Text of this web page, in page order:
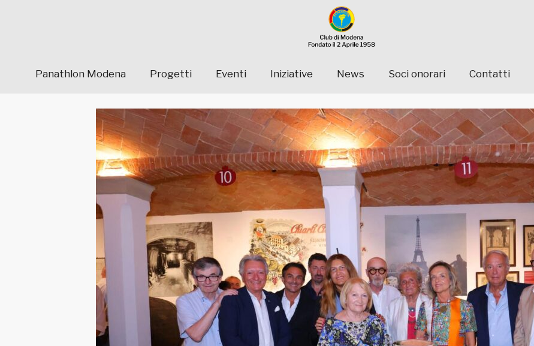
Panathlon Modena Progetti Eventi Iniziative News Soci onorari Contatti